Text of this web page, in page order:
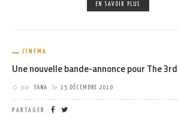
EN SAVOIR PLUS
CINÉMA
Une nouvelle bande-annonce pour The
par YANA le 15 DÉCEMBRE 2010
PARTAGER